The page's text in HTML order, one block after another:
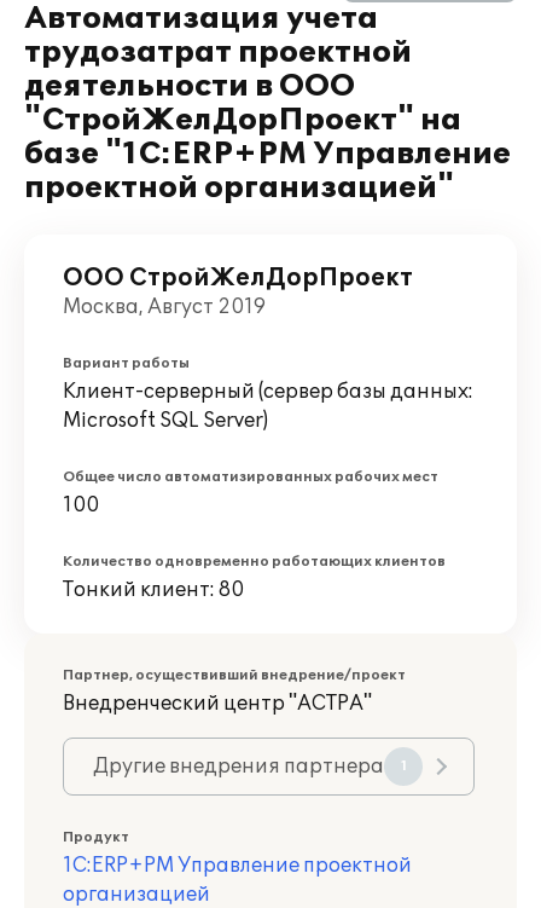
Автоматизация учета
трудозатрат проектной
деятельности в ООО
"СтройЖелДорПроект" на
базе "1С:ERP+PM Управление
проектной организацией"
ООО СтройЖелДорПроект
Москва, Август 2019
Вариант работы
Клиент-серверный (сервер базы данных:
Microsoft SQL Server)
Общее число автоматизированных рабочих мест
100
Количество одновременно работающих клиентов
Тонкий клиент: 80
Партнер, осуществивший внедрение/проект
Внедренческий центр "АСТРА"
Другие внедрения партнера 1
Продукт
1С:ERP+PM Управление проектной
организацией